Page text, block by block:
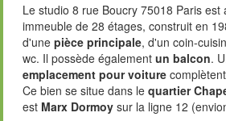
Le studio 8 rue Boucry 75018 Paris
immeuble de 28 étages, construit en
d'une pièce principale, d'un coin-
wc. Il possède également un balcon.
emplacement pour voiture
Ce bien se situe dans le quartier
est Marx Dormoy sur la ligne 12